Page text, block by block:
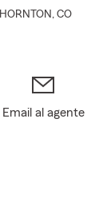
, CO
Email al agente